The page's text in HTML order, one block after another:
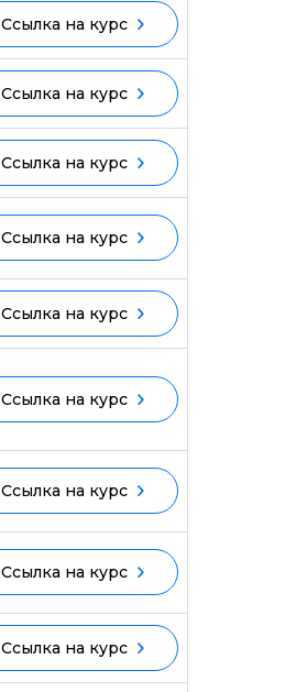
Ссылка на курс
Ссылка на курс
Ссылка на курс
Ссылка на курс
Ссылка на курс
Ссылка на курс
Ссылка на курс
Ссылка на курс
Ссылка на курс